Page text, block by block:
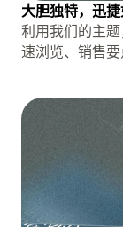
大胆独特，迅
利用我们的主
速浏览、销售要